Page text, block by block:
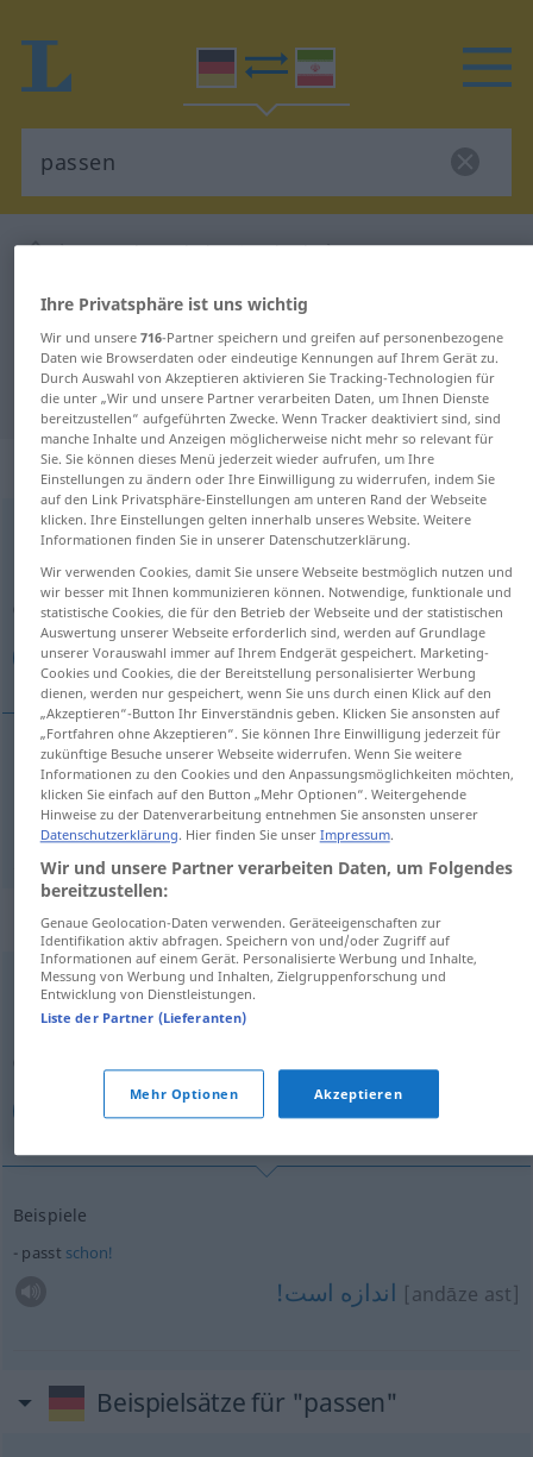
Deutsch-Persisch Wörterbuch passen
Deutsch-Persisch Übersetzung für
"passen"
"passen" Persisch Übersetzung
„passen“
passen
Übersicht aller Übersetzungen
(Für mehr Details die Übersetzung anklicken/antippen)
اندازه بودن, برابر بودن
اندازهبودن [andāze budan] passen Kleidung
برابربودن [barābar budan]
„passen“: intransitives Verb
passenv/i
Übersicht aller Übersetzungen
اندازه است!
Beispiele
passt schon!
اندازه است! [andāze ast]
Beispielsätze für "passen"
Ihre Privatsphäre ist uns wichtig
Wir und unsere 716-Partner speichern und greifen auf personenbezogene
Daten wie Browserdaten oder eindeutige Kennungen auf Ihrem Gerät zu.
Durch Auswahl von Akzeptieren aktivieren Sie Tracking-Technologien für
die unter „Wir und unsere Partner verarbeiten Daten, um Ihnen Dienste
bereitzustellen“ aufgeführten Zwecke. Wenn Tracker deaktiviert sind, sind
manche Inhalte und Anzeigen möglicherweise nicht mehr so relevant für
Sie. Sie können dieses Menü jederzeit wieder aufrufen, um Ihre
Einstellungen zu ändern oder Ihre Einwilligung zu widerrufen, indem Sie
auf den Link Privatsphäre-Einstellungen am unteren Rand der Webseite
klicken. Ihre Einstellungen gelten innerhalb unseres Website. Weitere
Informationen finden Sie in unserer Datenschutzerklärung.
Wir verwenden Cookies, damit Sie unsere Webseite bestmöglich nutzen und
wir besser mit Ihnen kommunizieren können. Notwendige, funktionale und
statistische Cookies, die für den Betrieb der Webseite und der statistischen
Auswertung unserer Webseite erforderlich sind, werden auf Grundlage
unserer Vorauswahl immer auf Ihrem Endgerät gespeichert. Marketing-
Cookies und Cookies, die der Bereitstellung personalisierter Werbung
dienen, werden nur gespeichert, wenn Sie uns durch einen Klick auf den
„Akzeptieren“-Button Ihr Einverständnis geben. Klicken Sie ansonsten auf
„Fortfahren ohne Akzeptieren“. Sie können Ihre Einwilligung jederzeit für
zukünftige Besuche unserer Webseite widerrufen. Wenn Sie weitere
Informationen zu den Cookies und den Anpassungsmöglichkeiten möchten,
klicken Sie einfach auf den Button „Mehr Optionen“. Weitergehende
Hinweise zu der Datenverarbeitung entnehmen Sie ansonsten unserer
Datenschutzerklärung. Hier finden Sie unser Impressum.
Wir und unsere Partner verarbeiten Daten, um Folgendes
bereitzustellen:
Genaue Geolocation-Daten verwenden. Geräteeigenschaften zur
Identifikation aktiv abfragen. Speichern von und/oder Zugriff auf
Informationen auf einem Gerät. Personalisierte Werbung und Inhalte,
Messung von Werbung und Inhalten, Zielgruppenforschung und
Entwicklung von Dienstleistungen.
Liste der Partner (Lieferanten)
Mehr Optionen Akzeptieren